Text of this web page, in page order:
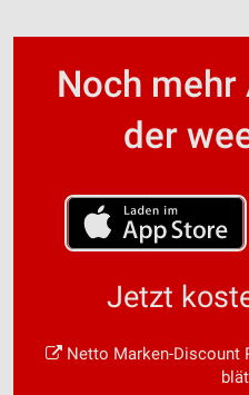
Noch mehr
der
Jetzt
Netto Marken-Discount